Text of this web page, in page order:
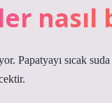
nasıl
Papatyayı sıcak